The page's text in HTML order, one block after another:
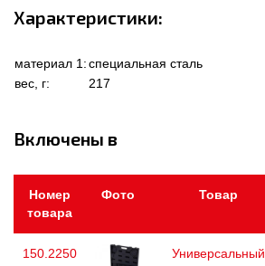
Характеристики:
материал 1:специальная сталь
вес, г:
217
Включены в
Номер
товара
Фото Товар
150.2250
Универсальный